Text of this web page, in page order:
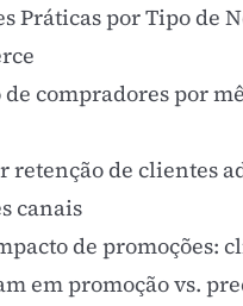
Práticas por Tipo de
de compradores por
retenção de clientes
canais
de promoções:
em promoção vs.